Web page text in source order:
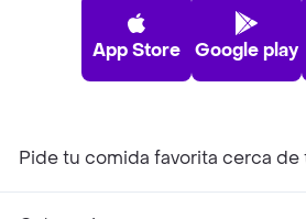
App Store Google play
Pide tu comida favorita cerca de